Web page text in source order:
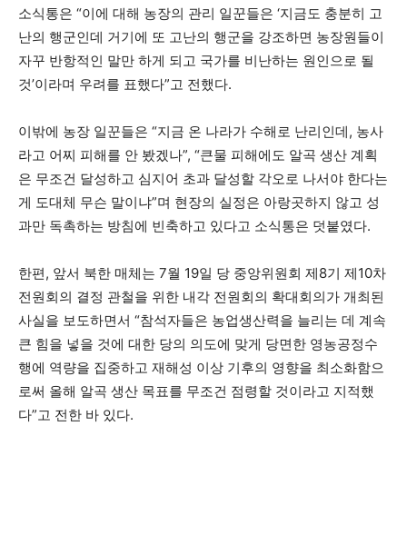
소식통은 “이에 대해 농장의 관리 일꾼들은 ‘지금도 충분히 고
난의 행군인데 거기에 또 고난의 행군을 강조하면 농장원들이
자꾸 반항적인 말만 하게 되고 국가를 비난하는 원인으로 될
것’이라며 우려를 표했다”고 전했다.
이밖에 농장 일꾼들은 “지금 온 나라가 수해로 난리인데, 농사
라고 어찌 피해를 안 봤겠나”, “큰물 피해에도 알곡 생산 계획
은 무조건 달성하고 심지어 초과 달성할 각오로 나서야 한다는
게 도대체 무슨 말이냐”며 현장의 실정은 아랑곳하지 않고 성
과만 독촉하는 방침에 빈축하고 있다고 소식통은 덧붙였다.
한편, 앞서 북한 매체는 7월 19일 당 중앙위원회 제8기 제10차
전원회의 결정 관철을 위한 내각 전원회의 확대회의가 개최된
사실을 보도하면서 “참석자들은 농업생산력을 늘리는 데 계속
큰 힘을 넣을 것에 대한 당의 의도에 맞게 당면한 영농공정수
행에 역량을 집중하고 재해성 이상 기후의 영향을 최소화함으
로써 올해 알곡 생산 목표를 무조건 점령할 것이라고 지적했
다”고 전한 바 있다.